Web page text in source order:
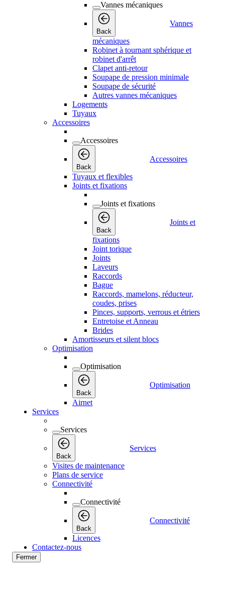
Vannes mécaniques
Back
Vannes
mécaniques
Robinet à tournant sphérique et
robinet d'arrêt
Clapet anti-retour
Soupape de pression minimale
Soupape de sécurité
Autres vannes mécaniques
Logements
Tuyaux
Accessoires
Accessoires
Back
Accessoires
Tuyaux et flexibles
Joints et fixations
Joints et fixations
Back
Joints et
fixations
Joint torique
Joints
Laveurs
Raccords
Bague
Raccords, mamelons, réducteur,
coudes, prises
Pinces, supports, verrous et étriers
Entretoise et Anneau
Brides
Amortisseurs et silent blocs
Optimisation
Optimisation
Back
Optimisation
Airnet
Services
Services
Back
Services
Visites de maintenance
Plans de service
Connectivité
Connectivité
Back
Connectivité
Licences
Contactez-nous
Fermer